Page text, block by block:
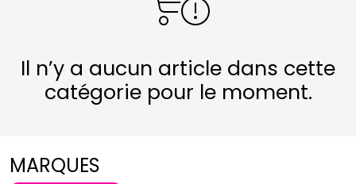
Il n’y a aucun article dans cette
catégorie pour le moment.
MARQUES